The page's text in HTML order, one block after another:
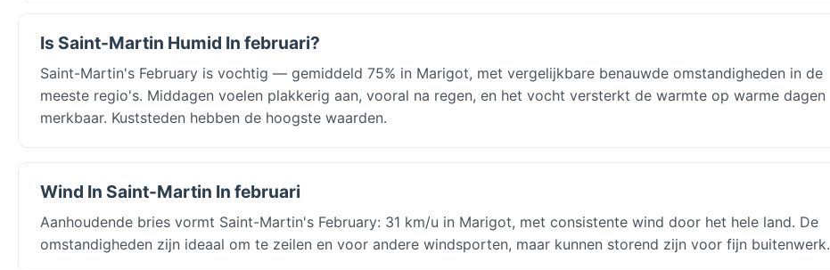
Is Saint-Martin Humid In februari?
Saint-Martin's February is vochtig — gemiddeld 75% in Marigot, met vergelijkbare benauwde omstandigheden in de
meeste regio's. Middagen voelen plakkerig aan, vooral na regen, en het vocht versterkt de warmte op warme dagen
merkbaar. Kuststeden hebben de hoogste waarden.
Wind In Saint-Martin In februari
Aanhoudende bries vormt Saint-Martin's February: 31 km/u in Marigot, met consistente wind door het hele land. De
omstandigheden zijn ideaal om te zeilen en voor andere windsporten, maar kunnen storend zijn voor fijn buitenwerk.